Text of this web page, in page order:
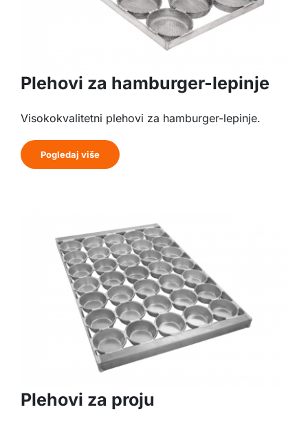
Plehovi za hamburger-lepinje
Visokokvalitetni plehovi za hamburger-lepinje.
Pogledaj više
Plehovi za proju